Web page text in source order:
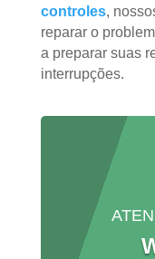
controles,
reparar o
a preparar suas
interrupções.